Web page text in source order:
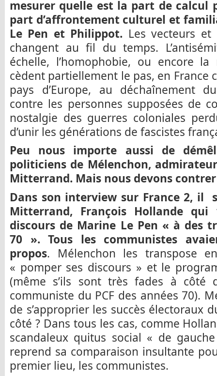
mesurer quelle est la part de calcul
part d’affrontement culturel et
Le Pen et Philippot. Les vecteurs et
changent au fil du temps.
échelle, l’homophobie, ou encore
cèdent partiellement le pas, en France
pays d’Europe, au déchaînement
contre les personnes supposées de
nostalgie des guerres coloniales
d’unir les générations de fascistes
Peu nous importe aussi de
politiciens de Mélenchon,
Mitterrand. Mais nous devons contrer
Dans son interview sur France 2, il
Mitterrand, François Hollande
discours de Marine Le Pen « à des
70 ». Tous les communistes
propos. Mélenchon les transpose
« pomper ses discours » et le
(même s’ils sont très fades à côté
communiste du PCF des années 70).
de s’approprier les succès électoraux
côté ? Dans tous les cas, comme
scandaleux quitus social « de
reprend sa comparaison insultante
premier lieu, les communistes.